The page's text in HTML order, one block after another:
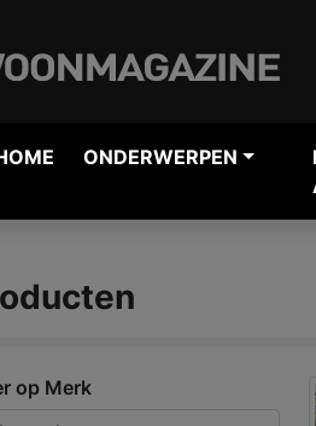
ONDERWERPEN
op Merk